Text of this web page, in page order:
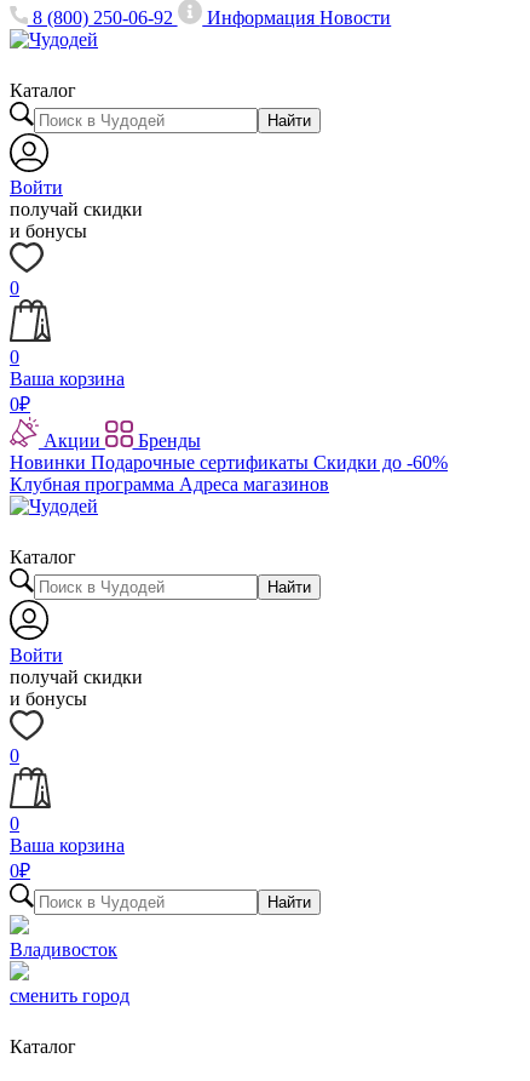
8 (800) 250-06-92
ИнформацияНовости
Каталог
Найти
Войти
получай скидки
и бонусы
0
0
Ваша корзина
0₽
Акции
Бренды
Новинки Подарочные сертификаты Скидки до -60%
Клубная программа Адреса магазинов
Каталог
Найти
Войти
получай скидки
и бонусы
0
0
Ваша корзина
0₽
Найти
Владивосток
сменить город
Каталог